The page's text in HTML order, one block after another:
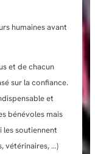
humaines avant
et de chacun
sur la confiance.
et
bénévoles mais
les soutiennent
vétérinaires, …)